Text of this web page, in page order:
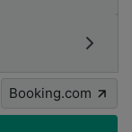
Booking.com